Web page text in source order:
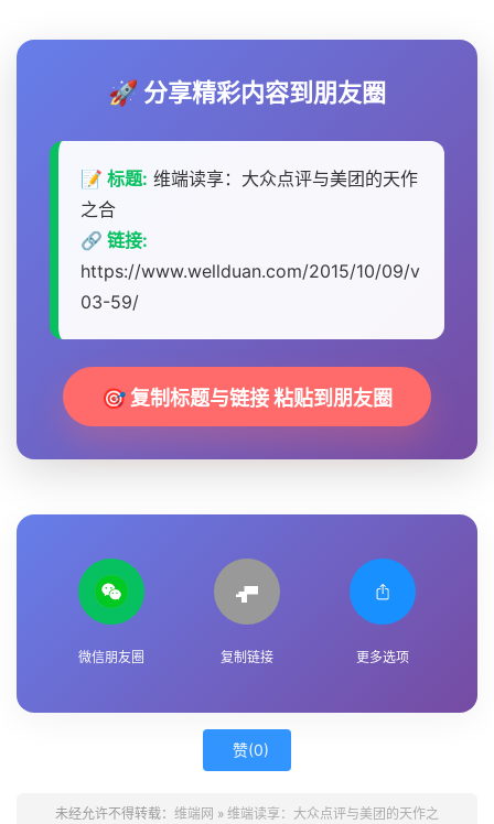
🚀 分享精彩内容到朋友圈
📝 标题: 维端读享：大众点评与美团的天作
之合
🔗 链接:
https://www.wellduan.com/2015/10/09/v
03-59/
🎯 复制标题与链接 粘贴到朋友圈
微信朋友圈 复制链接 更多选项
赞(0)
未经允许不得转载： 维端网 » 维端读享：大众点评与美团的天作之